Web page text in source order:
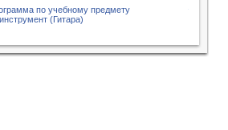
по учебному предмету
(Гитара)